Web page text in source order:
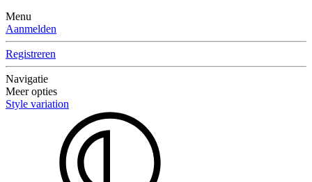
Menu
Aanmelden
Registreren
Navigatie
Meer opties
Style variation